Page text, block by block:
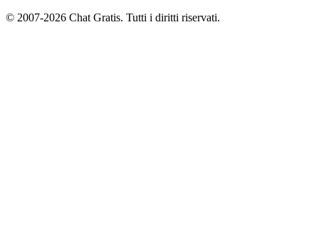
© 2007-2026 Chat Gratis. Tutti i diritti riservati.